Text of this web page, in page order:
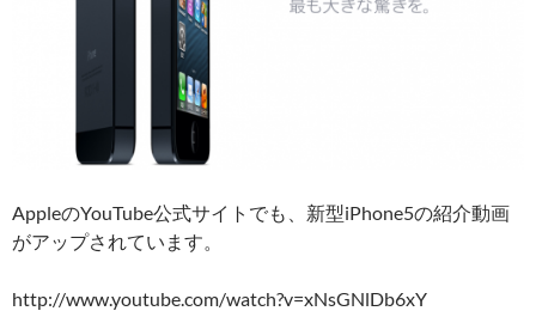
AppleのYouTube公式サイトでも、新型iPhone5の紹介動画
がアップされています。
http://www.youtube.com/watch?v=xNsGNlDb6xY